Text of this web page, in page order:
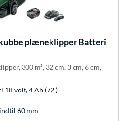
plæneklipper Batteri
300 m², 32 cm, 3 cm, 6 cm,
18 volt, 4 Ah (72 )
60 mm